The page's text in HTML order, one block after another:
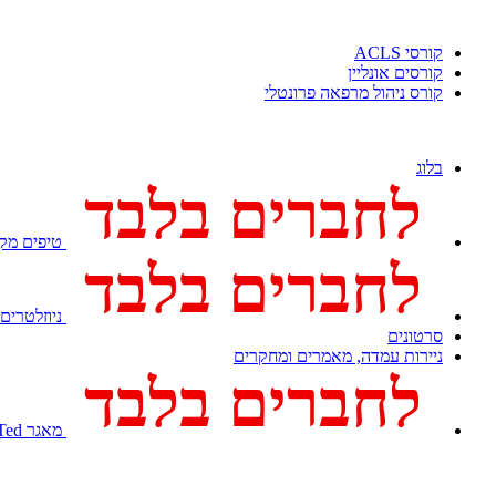
קורסי ACLS
קורסים אונליין
קורס ניהול מרפאה פרונטלי
בלוג
לחברים בלבד טיפים
לחברים בלבד
ניוזלטרים
סרטונים
ניירות עמדה, מאמרים ומחקרים
לחברים בלבד מאגר Med Ted